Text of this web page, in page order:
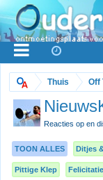
Thuis Off
Reacties op en
TOON ALLES Ditjes
Pittige Klep